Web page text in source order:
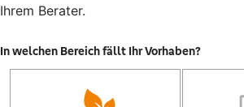
Ihrem Berater.